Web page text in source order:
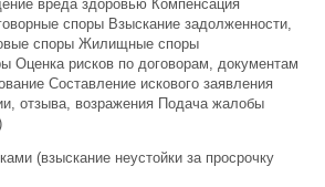
вреда здоровью Компенсация
споры Взыскание задолженности,
споры Жилищные споры
Оценка рисков по договорам, документам
Составление искового заявления
отзыва, возражения Подача жалобы
(взыскание неустойки за просрочку